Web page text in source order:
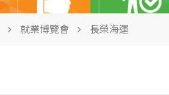
就業博覽會 長榮海運